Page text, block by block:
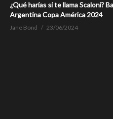
¿Qué harías si te llama Scaloni?
Argentina Copa América 2024
Jane Bond 23/06/2024